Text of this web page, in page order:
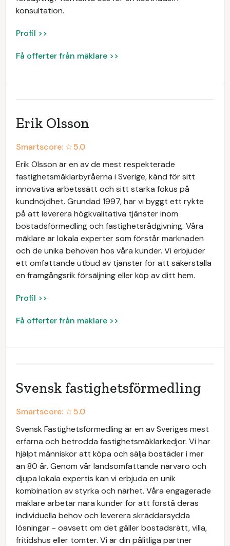
konsultation.
Profil >>
Få offerter från mäklare >>
Erik Olsson
Smartscore: ☆5.0
Erik Olsson är en av de mest respekterade
fastighetsmäklarbyråerna i Sverige, känd för sitt
innovativa arbetssätt och sitt starka fokus på
kundnöjdhet. Grundad 1997, har vi byggt ett rykte
på att leverera högkvalitativa tjänster inom
bostadsförmedling och fastighetsrådgivning. Våra
mäklare är lokala experter som förstår marknaden
och de unika behoven hos våra kunder. Vi erbjuder
ett omfattande utbud av tjänster för att säkerställa
en framgångsrik försäljning eller köp av ditt hem.
Profil >>
Få offerter från mäklare >>
Svensk fastighetsförmedling
Smartscore: ☆5.0
Svensk Fastighetsförmedling är en av Sveriges mest
erfarna och betrodda fastighetsmäklarkedjor. Vi har
hjälpt människor att köpa och sälja bostäder i mer
än 80 år. Genom vår landsomfattande närvaro och
djupa lokala expertis kan vi erbjuda en unik
kombination av styrka och närhet. Våra engagerade
mäklare arbetar nära kunder för att förstå deras
individuella behov och leverera skräddarsydda
lösningar - oavsett om det gäller bostadsrätt, villa,
fritidshus eller tomter. Vi är din pålitliga partner